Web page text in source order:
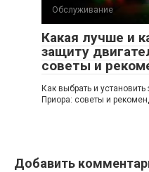
Обслуживание
Какая лучше и
защиту
советы и
Как выбрать и
Приора: советы и
Добавить